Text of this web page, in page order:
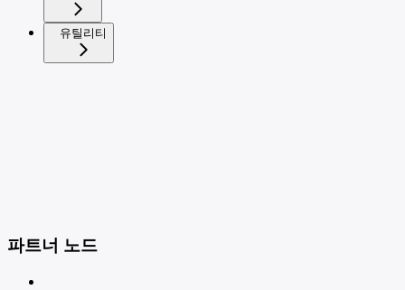
유틸리티
파트너 노드